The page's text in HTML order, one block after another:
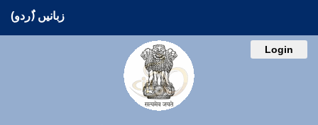
زبانیں (ُردو)
Login